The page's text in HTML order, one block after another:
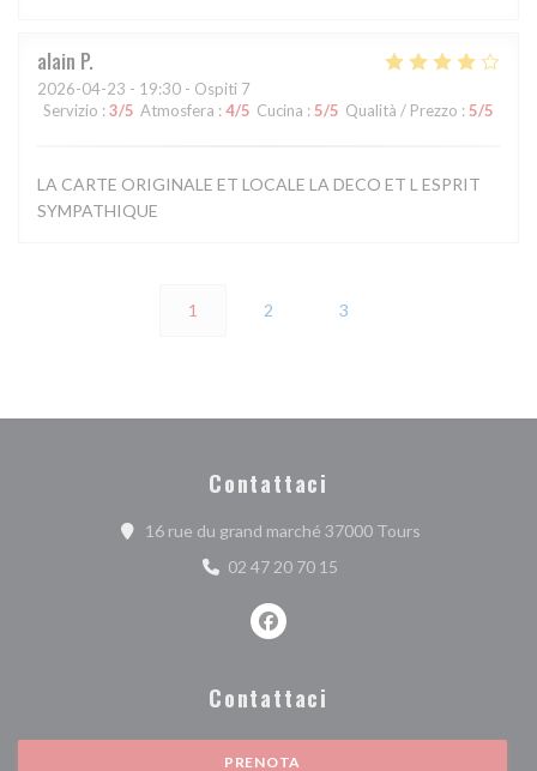
alain P
2026-04-23 - 19:30 - Ospiti 7
Servizio : 3/5 Atmosfera : 4/5 Cucina : 5/5 Qualità / Prezzo : 5/5
LA CARTE ORIGINALE ET LOCALE LA DECO ET L ESPRIT
SYMPATHIQUE
1 2 3
Contattaci
16 rue du grand marché 37000 Tours((apre una
02 47 20 70 15
Facebook ((apre una nuova
Contattaci
PRENOTA